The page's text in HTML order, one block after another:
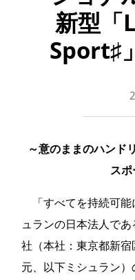
新型「
Sport♯
～意のままのハンド
ス
「すべてを持続可能
ュランの日本法人で
社（本社：東京都新
元、以下ミシュラン